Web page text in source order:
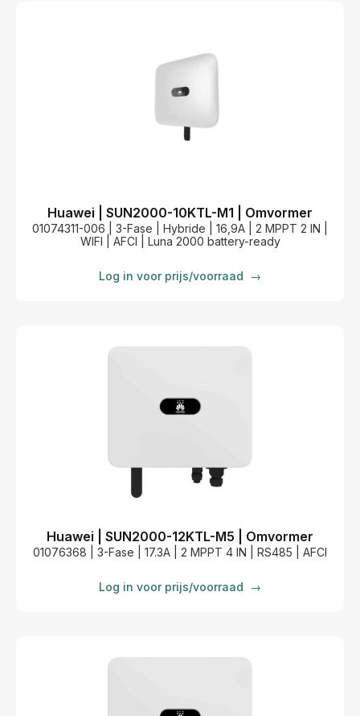
Huawei | SUN2000-10KTL-M1 | Omvormer
01074311-006 | 3-Fase | Hybride | 16,9A | 2 MPPT 2 IN |
WIFI | AFCI | Luna 2000 battery-ready
Log in voor prijs/voorraad →
Huawei | SUN2000-12KTL-M5 | Omvormer
01076368 | 3-Fase | 17.3A | 2 MPPT 4 IN | RS485 | AFCI
Log in voor prijs/voorraad →